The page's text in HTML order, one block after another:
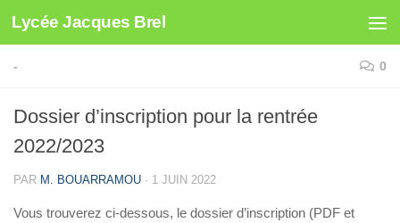
Skip to content
Lycée Jacques Brel
- 0
Dossier d’inscription pour la rentrée
2022/2023
PAR M. BOUARRAMOU · 1 JUIN 2022
Vous trouverez ci-dessous, le dossier d’inscription (PDF et